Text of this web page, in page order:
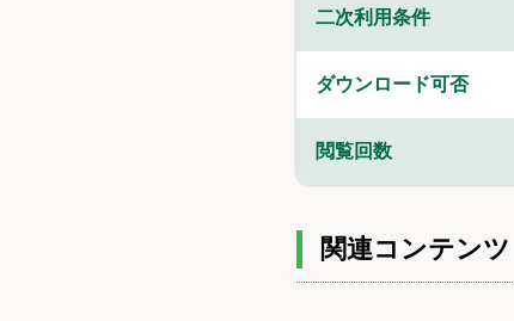
二次利用条件
ダウンロード可否
閲覧回数
関連コンテンツ